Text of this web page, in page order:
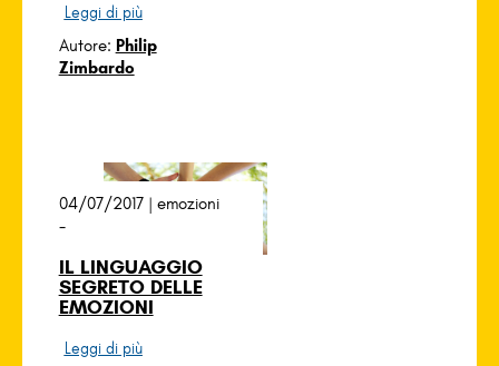
Leggi di più
Autore: Philip
Zimbardo
04/07/2017 | emozioni
-
IL LINGUAGGIO
SEGRETO DELLE
EMOZIONI
Leggi di più